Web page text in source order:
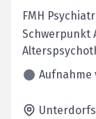
FMH
Schwerpunkt
Aufnahme